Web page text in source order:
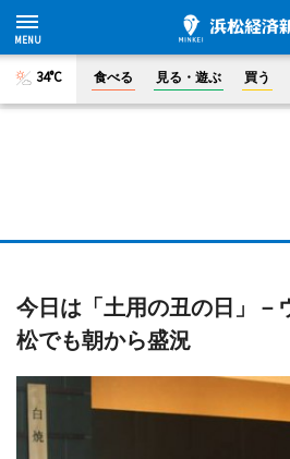
34°C 食べる 見る・遊ぶ 買う
今日は「土用の丑の日」－
松でも朝から盛況